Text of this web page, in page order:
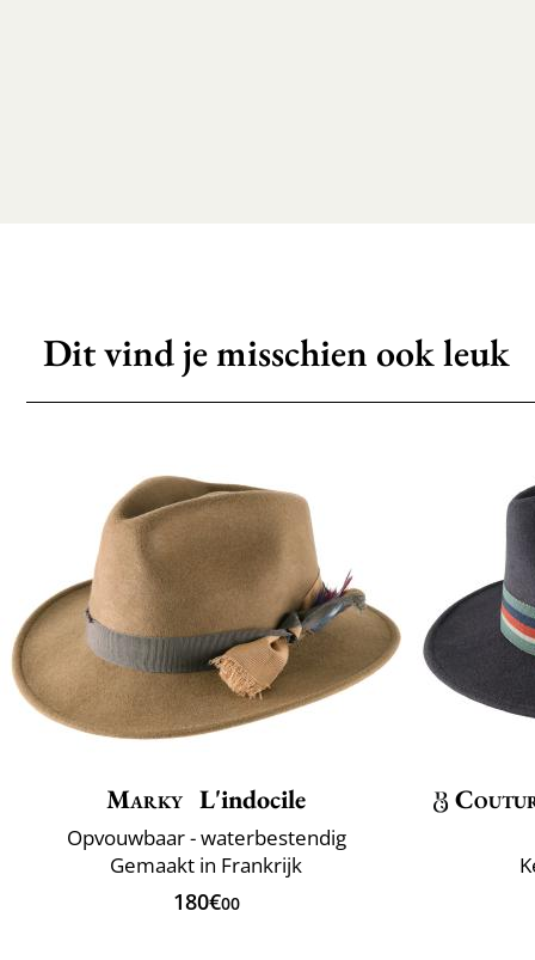
Dit vind je misschien ook leuk
Marky L'indocile
Opvouwbaar - waterbestendig
Gemaakt in Frankrijk
180€00